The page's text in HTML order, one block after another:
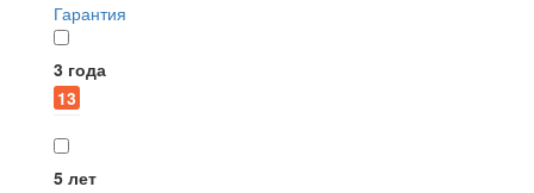
Гарантия
3 года
13
5 лет